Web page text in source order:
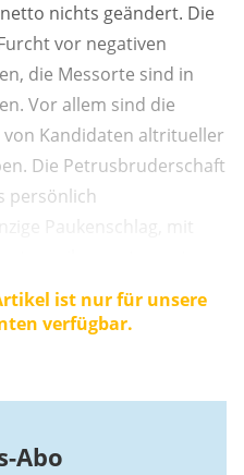
nichts geändert. Die
vor negativen
die Messorte sind in
Vor allem sind die
Kandidaten altritueller
Die Petrusbruderschaft
persönlich
Paukenschlag, mit
sondern die
von
ist nur für unsere
verfügbar.
Abo